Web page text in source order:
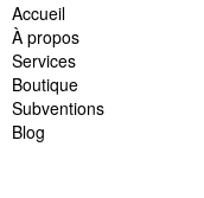
Accueil
À propos
Services
Boutique
Subventions
Blog